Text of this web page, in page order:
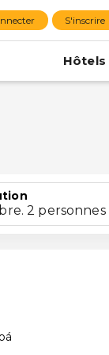
S'inscrire
Hôtels
2 personnes